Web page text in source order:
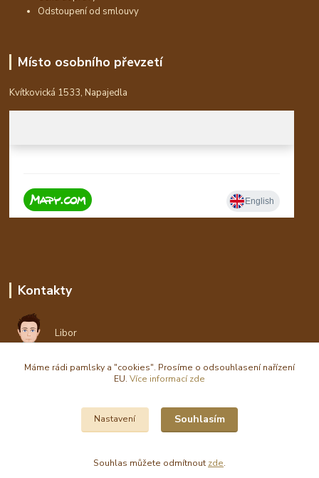
Odstoupení od smlouvy
Místo osobního převzetí
Kvítkovická 1533, Napajedla
Kontakty
Libor
eshop(zavináč)waldi.cz
Máme rádi pamlsky a "cookies". Prosíme o odsouhlasení nařízení
EU. Více informací zde
Nastavení Souhlasím
Souhlas můžete odmítnout zde.